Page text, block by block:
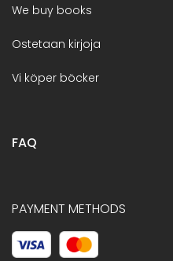
We buy books
Ostetaan kirjoja
Vi köper böcker
FAQ
PAYMENT METHODS